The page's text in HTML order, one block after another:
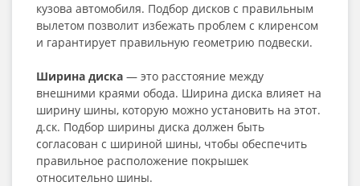
кузова автомобиля. Подбор дисков с правильным
вылетом позволит избежать проблем с клиренсом
и гарантирует правильную геометрию подвески.
Ширина диска — это расстояние между
внешними краями обода. Ширина диска влияет на
ширину шины, которую можно установить на этот.
д.ск. Подбор ширины диска должен быть
согласован с шириной шины, чтобы обеспечить
правильное расположение покрышек
относительно шины.